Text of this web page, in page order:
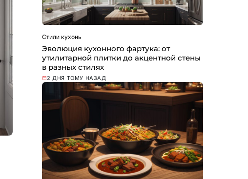
Стили кухонь
Эволюция кухонного фартука: от
утилитарной плитки до акцентной стены
в разных стилях
2 ДНЯ ТОМУ НАЗАД